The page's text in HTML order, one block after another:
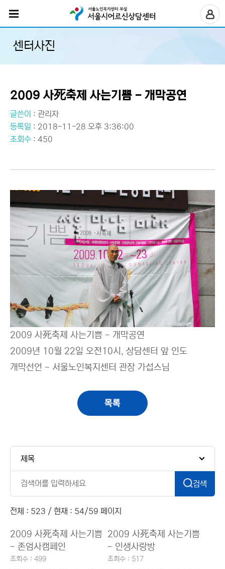
센터사진
2009 사死축제 사는기쁨 - 개막공연
글쓴이 : 관리자
등록일 : 2018-11-28 오후 3:36:00
조회수 : 450
2009 사死축제 사는기쁨 - 개막공연
2009년 10월 22일 오전10시, 상담센터 앞 인도
개막선언 - 서울노인복지센터 관장 가섭스님
목록
검색
전체 : 523 / 현재 : 54/59 페이지
2009 사死축제 사는기쁨
- 존엄사캠페인
조회수 : 499
2009 사死축제 사는기쁨
- 인생사랑방
조회수 : 517